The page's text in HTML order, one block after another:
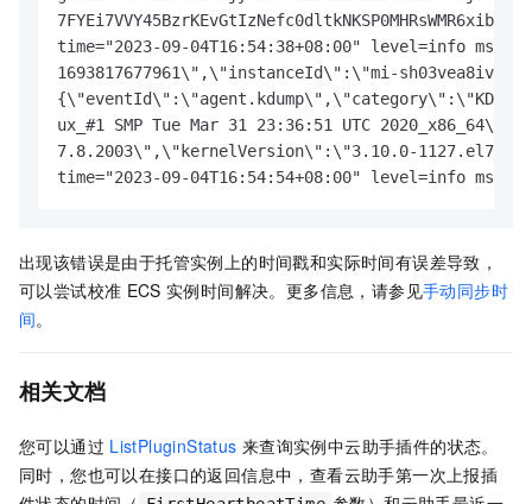
time="2023-09-04T16:54:38+08:00" level=info
1693817677961\",\"instanceId\":\"mi-
ux_#1 SMP Tue Mar 31 23:36:51 UTC
7.8.2003\",\"kernelVersion\":\"3.10.0-
time="2023-09-04T16:54:54+08:00" level=info
出现该错误是由于托管实例上的时间戳和实际时间有误差导致，
可以尝试校准 ECS 实例时间解决。更多信息，请参见手动同步时
间。
相关文档
您可以通过 ListPluginStatus 来查询实例中云助手插件的状态。
同时，您也可以在接口的返回信息中，查看云助手第一次上报插